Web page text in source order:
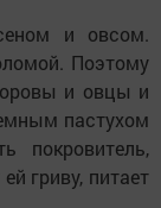
и овсом.
Поэтому
и овцы и
пастухом
покровитель,
гриву, питает